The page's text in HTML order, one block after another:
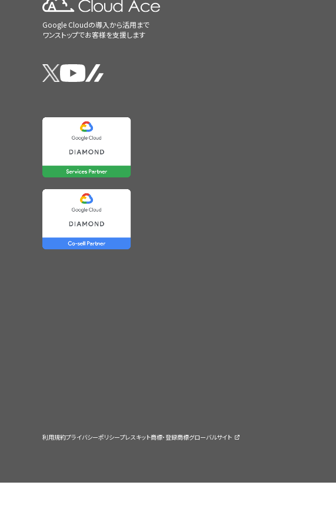
Google Cloudの導入から活用まで
ワンストップでお客様を支援します
利用規約プライバシーポリシープレスキット商標・登録商標グローバルサイト